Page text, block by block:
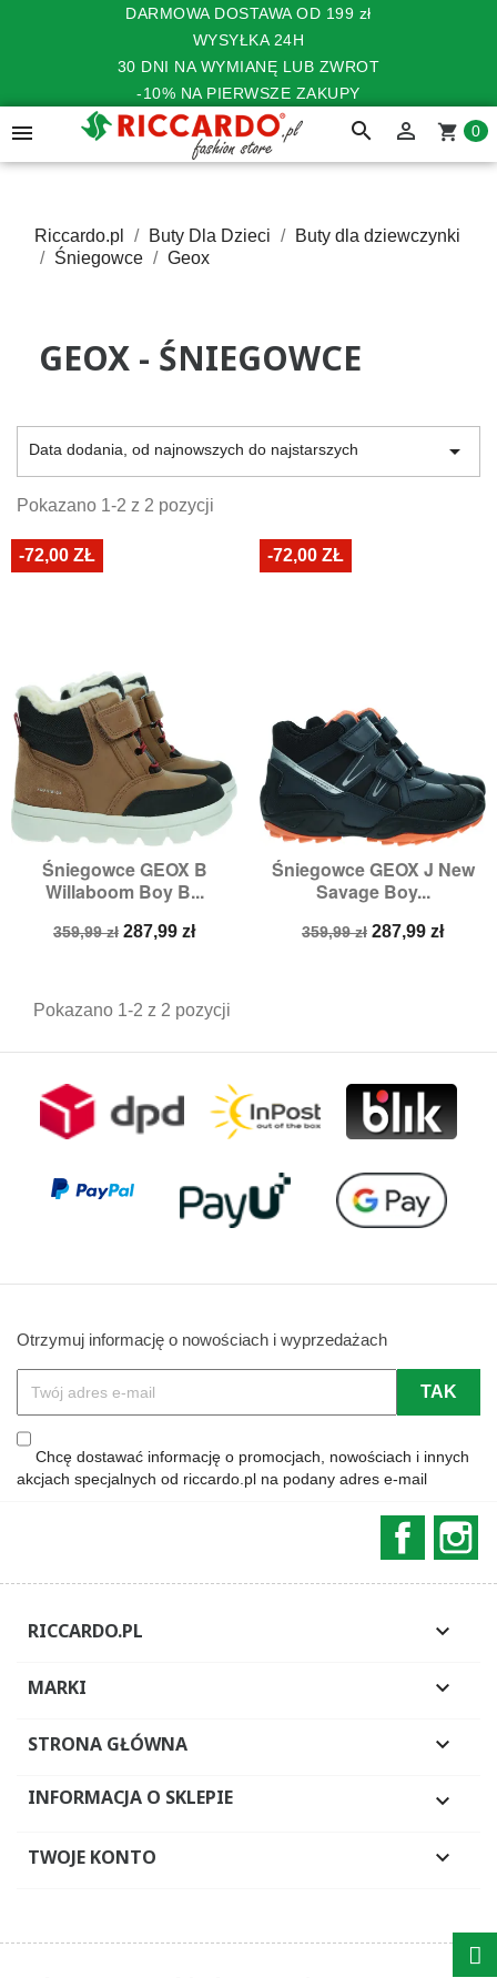
DARMOWA DOSTAWA OD 199 zł
WYSYŁKA 24H
30 DNI NA WYMIANĘ LUB ZWROT
-10% NA PIERWSZE ZAKUPY
 search  shopping_cart 0
Riccardo.pl Buty Dla Dzieci
Buty dla dziewczynki
Śniegowce
Geox
GEOX - ŚNIEGOWCE
Data dodania, od najnowszych do najstarszych 
Pokazano 1-2 z 2 pozycji
Śniegowce GEOX B
Willaboom Boy B...
Cena
359,99 zł Cena
287,99 zł
-72,00 ZŁ
Śniegowce GEOX J New
Savage Boy...
Cena
359,99 zł Cena
287,99 zł
-72,00 ZŁ
Pokazano 1-2 z 2 pozycji
Otrzymuj informację o nowościach i wyprzedażach
Chcę dostawać informację o promocjach, nowościach i innych
akcjach specjalnych od riccardo.pl na podany adres e-mail
RICCARDO.PL 
MARKI 
STRONA GŁÓWNA 
INFORMACJA O SKLEPIE 
TWOJE KONTO 